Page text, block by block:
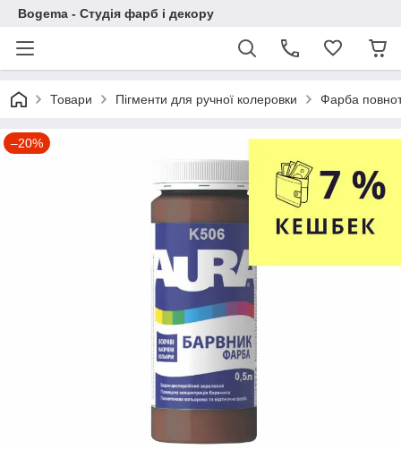
Bogema - Студія фарб і декору
Товари Пігменти для ручної колеровки Фарба
–20%